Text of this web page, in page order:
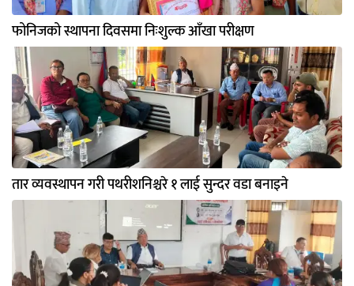
फोनिजको स्थापना दिवसमा निःशुल्क आँखा परीक्षण
तार व्यवस्थापन गरी पथरीशनिश्चरे १ लाई सुन्दर वडा बनाइने